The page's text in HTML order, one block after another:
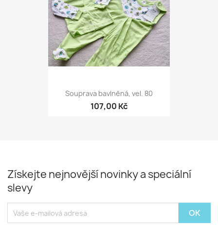
Souprava bavlněná, vel. 80
107,00 Kč
Získejte nejnovější novinky a speciální
slevy